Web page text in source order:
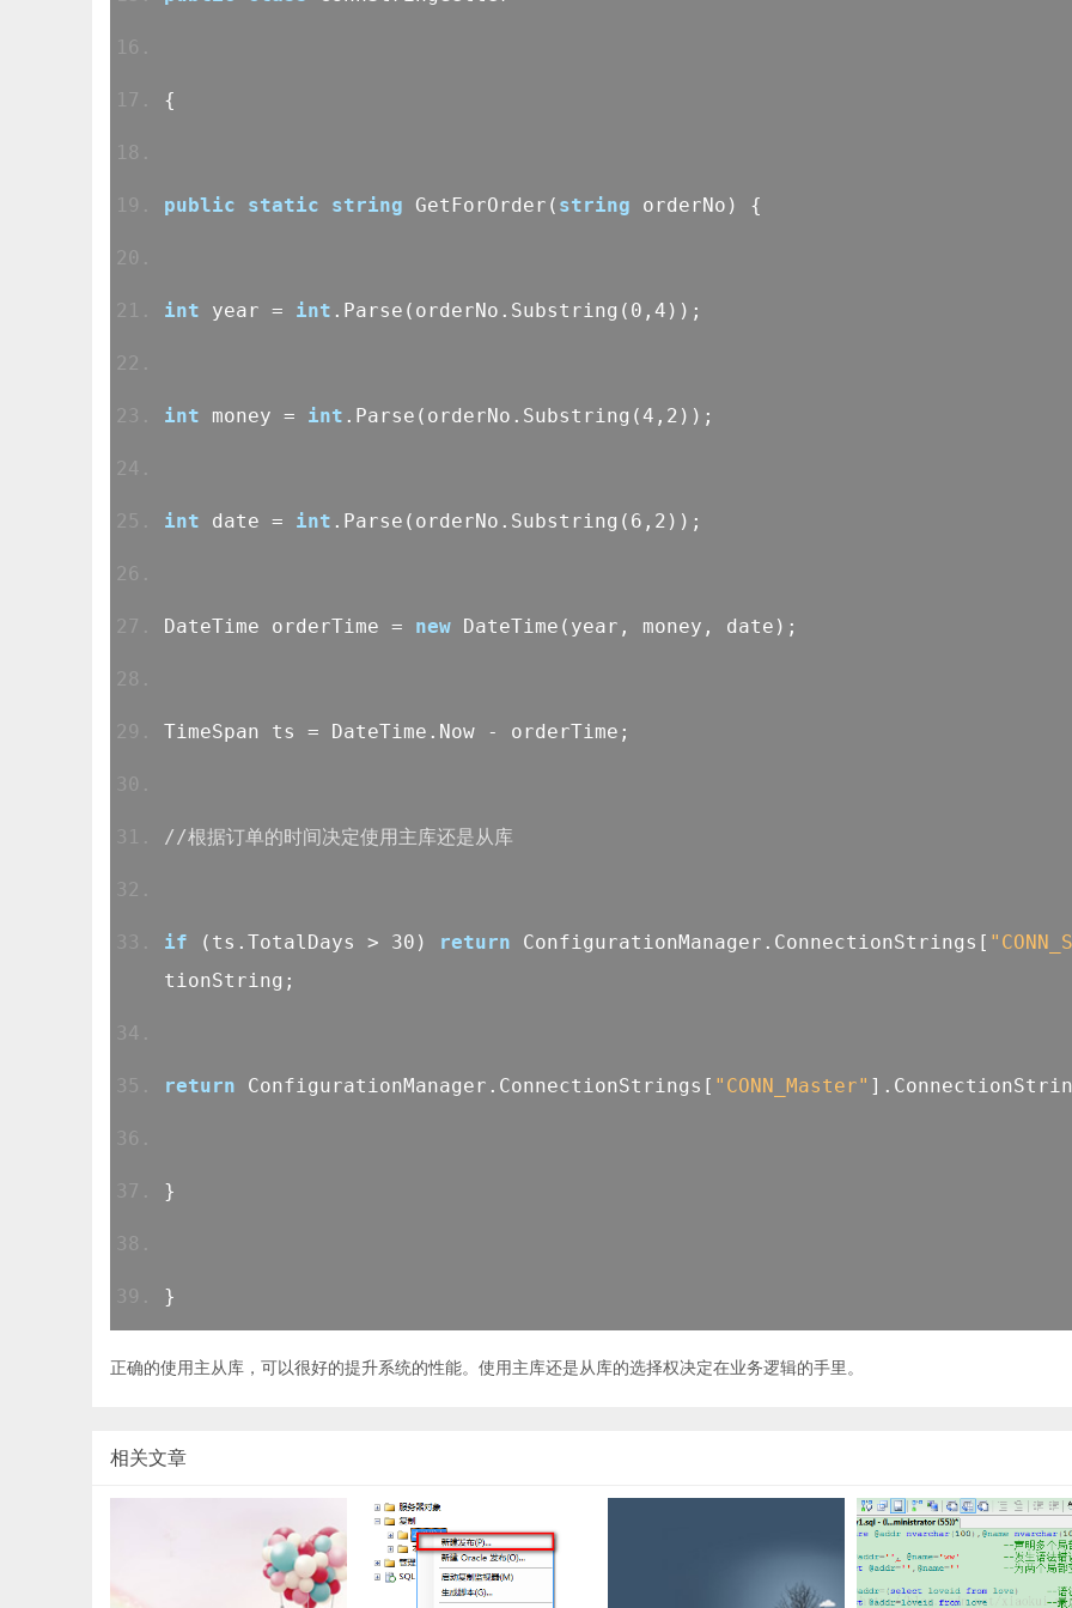
{
public static string GetForOrder( string orderNo) {
int year = int .Parse(orderNo.Substring(0,4));
int money = int .Parse(orderNo.Substring(4,2));
int date = int .Parse(orderNo.Substring(6,2));
DateTime orderTime = new DateTime(year, money, date);
TimeSpan ts = DateTime.Now - orderTime;
//根据订单的时间决定使用主库还是从库
if (ts.TotalDays > 30) return ConfigurationManager.ConnectionStrings[
tionString;
return ConfigurationManager.ConnectionStrings[ "CONN_Master"
}
}
正确的使用主从库，可以很好的提升系统的性能。使用主库还是从库的选择权决定在业务逻辑的手里。
相关文章